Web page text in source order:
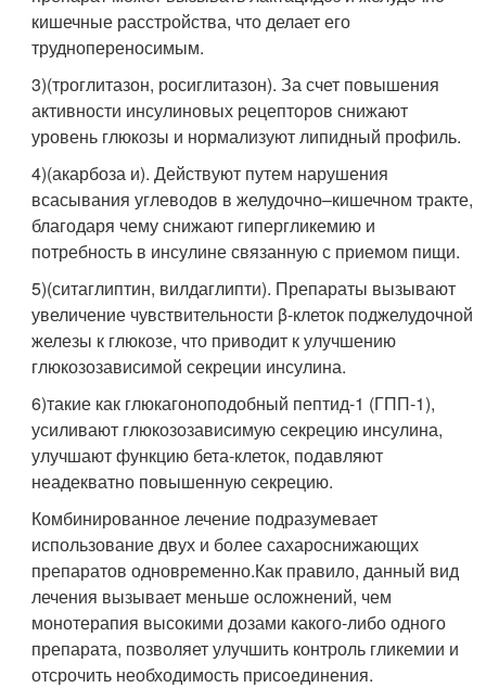
кишечные расстройства, что делает его
труднопереносимым.
3)(троглитазон, росиглитазон). За счет повышения
активности инсулиновых рецепторов снижают
уровень глюкозы и нормализуют липидный профиль.
4)(акарбоза и). Действуют путем нарушения
всасывания углеводов в желудочно–кишечном тракте,
благодаря чему снижают гипергликемию и
потребность в инсулине связанную с приемом пищи.
5)(ситаглиптин, вилдаглипти). Препараты вызывают
увеличение чувствительности β-клеток поджелудочной
железы к глюкозе, что приводит к улучшению
глюкозозависимой секреции инсулина.
6)такие как глюкагоноподобный пептид-1 (ГПП-1),
усиливают глюкозозависимую секрецию инсулина,
улучшают функцию бета-клеток, подавляют
неадекватно повышенную секрецию.
Комбинированное лечение подразумевает
использование двух и более сахароснижающих
препаратов одновременно.Как правило, данный вид
лечения вызывает меньше осложнений, чем
монотерапия высокими дозами какого-либо одного
препарата, позволяет улучшить контроль гликемии и
отсрочить необходимость присоединения.